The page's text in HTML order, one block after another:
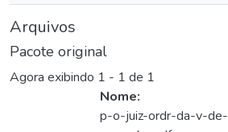
Arquivos
Pacote original
Agora exibindo 1 - 1 de 1
Nome:
p-o-juiz-ordr-da-v-de-